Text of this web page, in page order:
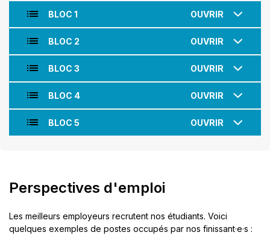
BLOC 1 OUVRIR
BLOC 2 OUVRIR
BLOC 3 OUVRIR
BLOC 4 OUVRIR
BLOC 5 OUVRIR
Perspectives d'emploi
Les meilleurs employeurs recrutent nos étudiants. Voici
quelques exemples de postes occupés par nos finissant·e·s :